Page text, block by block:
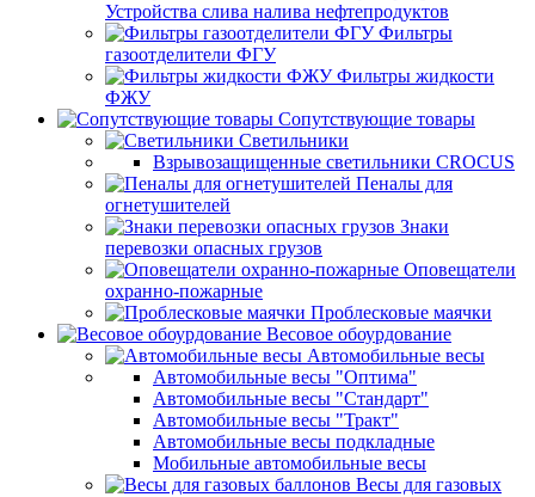
Устройства слива налива нефтепродуктов
Фильтры
газоотделители ФГУ
Фильтры жидкости
ФЖУ
Сопутствующие товары
Светильники
Взрывозащищенные светильники CROCUS
Пеналы для
огнетушителей
Знаки
перевозки опасных грузов
Оповещатели
охранно-пожарные
Проблесковые маячки
Весовое обоурдование
Автомобильные весы
Автомобильные весы "Оптима"
Автомобильные весы "Стандарт"
Автомобильные весы "Тракт"
Автомобильные весы подкладные
Мобильные автомобильные весы
Весы для газовых